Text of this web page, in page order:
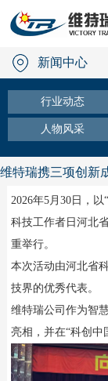
新闻中心
行业动态
人物风采
维特瑞携三项创新
2026年5月30日，以
科技工作者日河北
重举行。
本次活动由河北省
技界的优秀代表。
维特瑞公司作为智
亮相，并在“科创中